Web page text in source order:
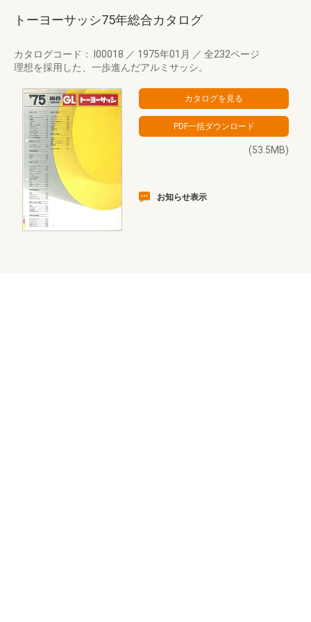
トーヨーサッシ75年総合カタログ
カタログコード： I00018 ／ 1975年01月 ／ 全232ページ
理想を採用した、一歩進んだアルミサッシ。
(53.5MB)
お知らせ表示